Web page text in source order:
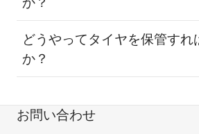
どうやってタイヤを保管すれ
か？
お問い合わせ